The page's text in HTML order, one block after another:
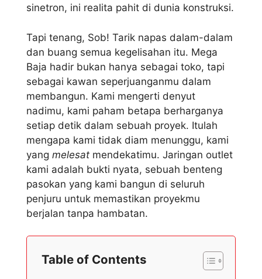
sinetron, ini realita pahit di dunia konstruksi.
Tapi tenang, Sob! Tarik napas dalam-dalam
dan buang semua kegelisahan itu. Mega
Baja hadir bukan hanya sebagai toko, tapi
sebagai kawan seperjuanganmu dalam
membangun. Kami mengerti denyut
nadimu, kami paham betapa berharganya
setiap detik dalam sebuah proyek. Itulah
mengapa kami tidak diam menunggu, kami
yang melesat mendekatimu. Jaringan outlet
kami adalah bukti nyata, sebuah benteng
pasokan yang kami bangun di seluruh
penjuru untuk memastikan proyekmu
berjalan tanpa hambatan.
Table of Contents